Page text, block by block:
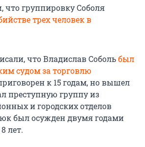
что группировку Соболя
трех человек в
что Владислав Собольбыл
судом за торговлю
к 15 годам, но вышел
преступную группу из
и городских отделов
был осужден двумя годами
лет.